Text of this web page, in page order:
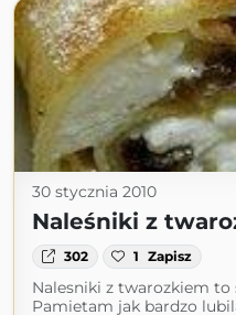
30 stycznia 2010
Naleśniki z
302 1 Zapisz
Nalesniki z twarozkiem
Pamietam jak bardzo